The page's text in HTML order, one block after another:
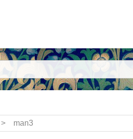
> man3